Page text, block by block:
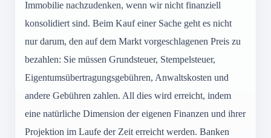
Immobilie nachzudenken, wenn wir nicht finanziell
konsolidiert sind. Beim Kauf einer Sache geht es nicht
nur darum, den auf dem Markt vorgeschlagenen Preis zu
bezahlen: Sie müssen Grundsteuer, Stempelsteuer,
Eigentumsübertragungsgebühren, Anwaltskosten und
andere Gebühren zahlen. All dies wird erreicht, indem
eine natürliche Dimension der eigenen Finanzen und ihrer
Projektion im Laufe der Zeit erreicht werden. Banken